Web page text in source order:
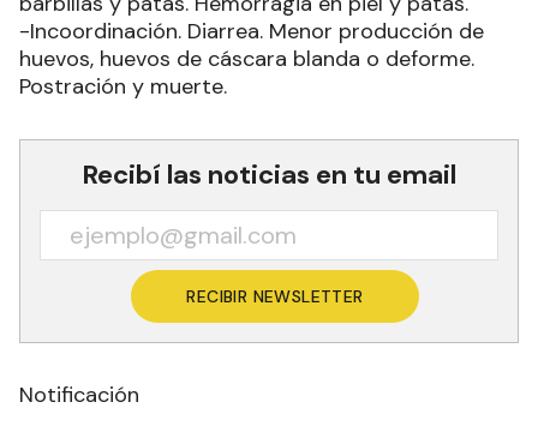
-Incoordinación. Diarrea. Menor producción de
huevos, huevos de cáscara blanda o deforme.
Postración y muerte.
Recibí las noticias en tu email
RECIBIR NEWSLETTER
Notificación